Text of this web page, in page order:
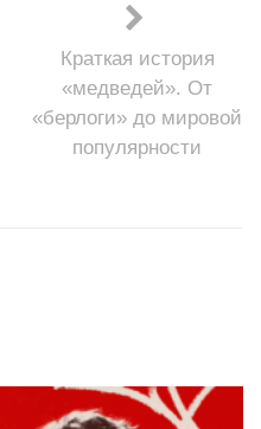
Краткая история
«медведей». От
«берлоги» до мировой
популярности